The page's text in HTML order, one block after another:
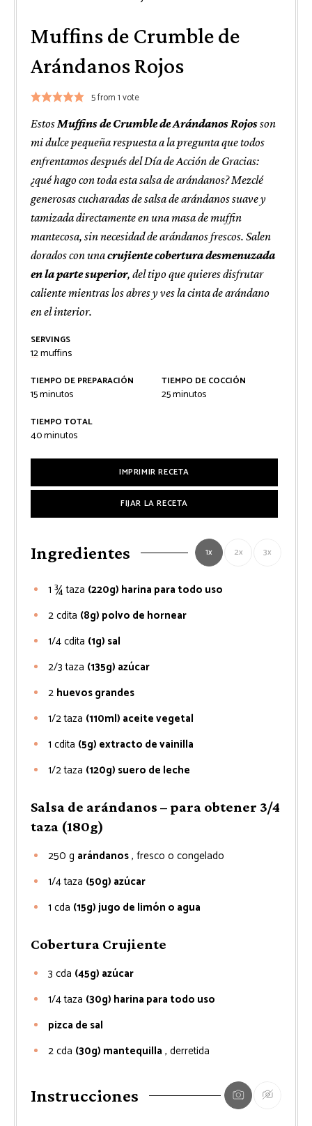
Muffins de Crumble de
Arándanos Rojos
5from 1 vote
EstosMuffins de Crumble de Arándanos Rojosson
mi dulce pequeña respuesta a la pregunta que todos
enfrentamos después del Día de Acción de Gracias:
¿qué hago con toda esta salsa de arándanos? Mezclé
generosas cucharadas de salsa de arándanos suave y
tamizada directamente en una masa de muffin
mantecosa, sin necesidad de arándanos frescos. Salen
dorados con unacrujiente cobertura desmenuzada
en la parte superior, del tipo que quieres disfrutar
caliente mientras los abres y ves la cinta de arándano
en el interior.
SERVINGS
12muffins
TIEMPO DE PREPARACIÓN
15minutos
minutos
TIEMPO DE COCCIÓN
25minutos
minutos
TIEMPO TOTAL
40minutos
minutos
IMPRIMIR RECETA
FIJAR LA RECETA
Ingredientes 1x 2x 3x
1 ¾taza (220g) harina para todo uso
2cdita (8g) polvo de hornear
1/4cdita (1g) sal
2/3taza (135g) azúcar
2 huevos grandes
1/2taza (110ml) aceite vegetal
1 cdita (5g) extracto de vainilla
1/2taza (120g) suero de leche
Salsa de arándanos – para obtener 3/4
taza (180g)
250 g arándanos, fresco o congelado
1/4taza (50g) azúcar
1 cda (15g) jugo de limón o agua
Cobertura Crujiente
3 cda (45g) azúcar
1/4taza (30g) harina para todo uso
pizca de sal
2cda (30g) mantequilla , derretida
Instrucciones